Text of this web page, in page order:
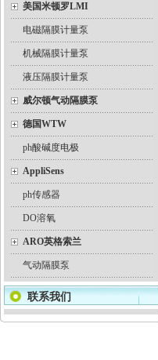
美国米顿罗LMI
电磁隔膜计量泵
机械隔膜计量泵
液压隔膜计量泵
威尔顿气动隔膜泵
德国WTW
ph酸碱度电极
AppliSens
ph传感器
DO溶氧
ARO英格索兰
气动隔膜泵
联系我们